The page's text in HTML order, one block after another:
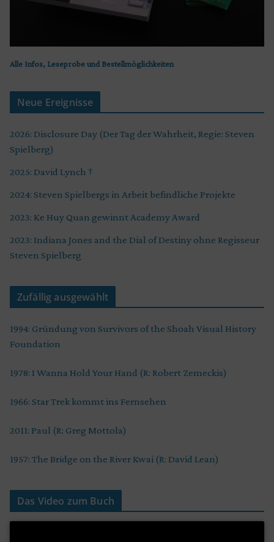
Alle Infos, Leseprobe und Bestellmöglichkeiten
Neue Ereignisse
2026: Disclosure Day (Der Tag der Wahrheit, Regie: Steven
Spielberg)
2025: David Lynch †
2024: Steven Spielbergs in Arbeit befindliche Projekte
2023: Ke Huy Quan gewinnt Academy Award
2023: Indiana Jones and the Dial of Destiny ohne Regisseur
Steven Spielberg
Zufällig ausgewählt
1994: Gründung von Survivors of the Shoah Visual History
Foundation
1978: I Wanna Hold Your Hand (R: Robert Zemeckis)
1966: Star Trek kommt ins Fernsehen
2011: Paul (R: Greg Mottola)
1957: The Bridge on the River Kwai (R: David Lean)
Das Video zum Buch